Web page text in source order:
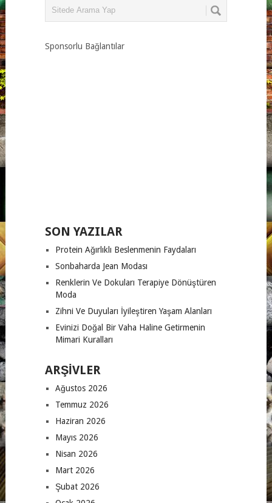
Sponsorlu Bağlantılar
SON YAZILAR
Protein Ağırlıklı Beslenmenin Faydaları
Sonbaharda Jean Modası
Renklerin Ve Dokuları Terapiye Dönüştüren
Moda
Zihni Ve Duyuları İyileştiren Yaşam Alanları
Evinizi Doğal Bir Vaha Haline Getirmenin
Mimari Kuralları
ARŞIVLER
Ağustos 2026
Temmuz 2026
Haziran 2026
Mayıs 2026
Nisan 2026
Mart 2026
Şubat 2026